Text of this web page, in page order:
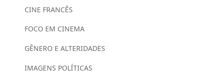
CINE FRANCÊS
FOCO EM CINEMA
GÊNERO E ALTERIDADES
IMAGENS POLÍTICAS